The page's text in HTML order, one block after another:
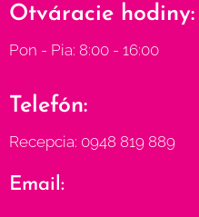
Otváracie hodiny:
Pon - Pia: 8:00 - 16:00
Telefón:
Recepcia: 0948 819 889
Email: